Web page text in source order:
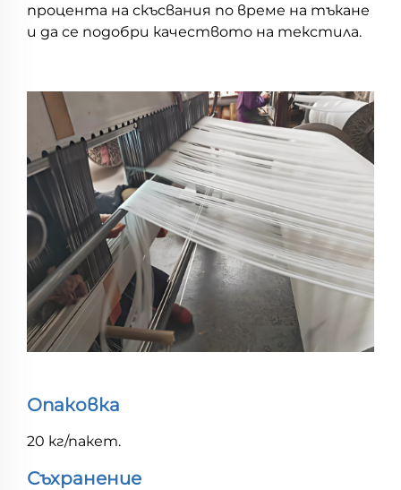
процента на скъсвания по време на тъкане
и да се подобри качеството на текстила.
Опаковка
20 кг/пакет.
Съхранение